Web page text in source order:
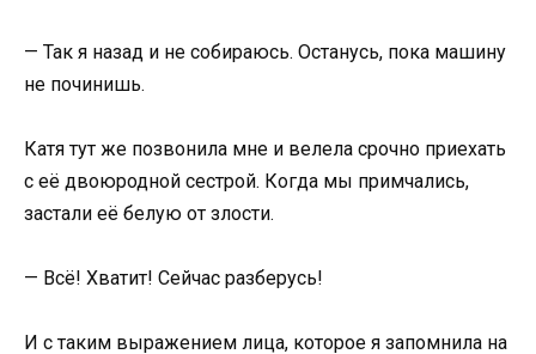
— Так я назад и не собираюсь. Останусь, пока машину
не починишь.
Катя тут же позвонила мне и велела срочно приехать
с её двоюродной сестрой. Когда мы примчались,
застали её белую от злости.
— Всё! Хватит! Сейчас разберусь!
И с таким выражением лица, которое я запомнила на